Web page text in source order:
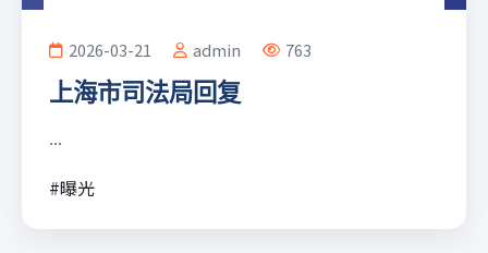
2026-03-21 admin 763
上海市司法局回复
...
#曝光